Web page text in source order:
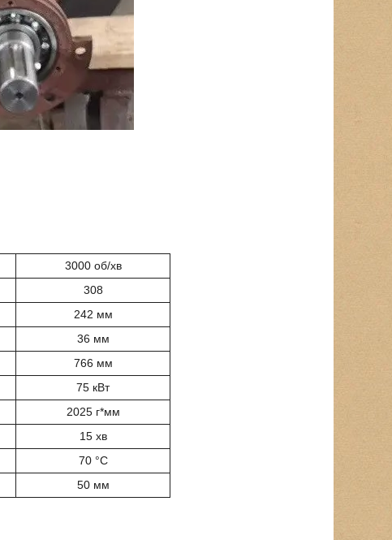
3000 об/хв
308
242 мм
36 мм
766 мм
75 кВт
2025 г*мм
15 хв
70 °C
50 мм